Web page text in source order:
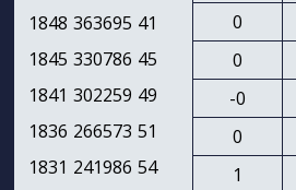
1848 363695 41
1845 330786 45
1841 302259 49
1836 266573 51
1831 241986 54
0
0
-0
0
1